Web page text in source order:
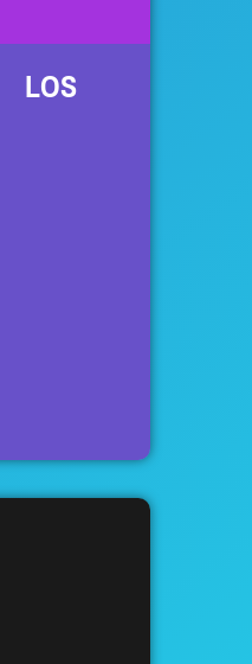
LOS